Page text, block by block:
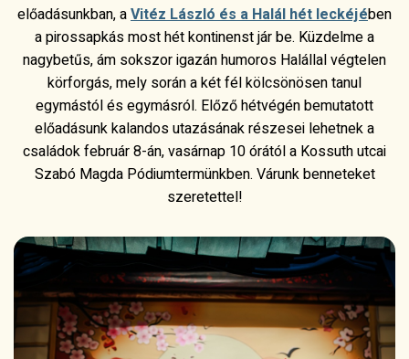
előadásunkban, aVitéz László és a Halál hét leckéjében
a pirossapkás most hét kontinenst jár be. Küzdelme a
nagybetűs, ám sokszor igazán humoros Halállal végtelen
körforgás, mely során a két fél kölcsönösen tanul
egymástól és egymásról. Előző hétvégén bemutatott
előadásunk kalandos utazásának részesei lehetnek a
családok február 8-án, vasárnap 10 órától a Kossuth utcai
Szabó Magda Pódiumtermünkben. Várunk benneteket
szeretettel!